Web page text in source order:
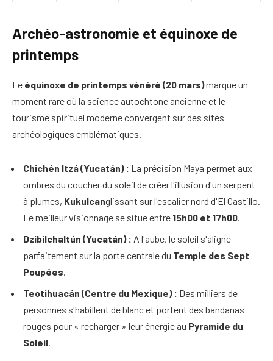
Archéo-astronomie et équinoxe de
printemps
Le équinoxe de printemps vénéré (20 mars)marque un
moment rare où la science autochtone ancienne et le
tourisme spirituel moderne convergent sur des sites
archéologiques emblématiques.
Chichén Itzá (Yucatán) : La précision Maya permet aux
ombres du coucher du soleil de créer l'illusion d'un serpent
à plumes, Kukulcanglissant sur l'escalier nord d'El Castillo.
Le meilleur visionnage se situe entre 15h00 et 17h00.
Dzibilchaltún (Yucatán) : A l'aube, le soleil s'aligne
parfaitement sur la porte centrale du Temple des Sept
Poupées.
Teotihuacán (Centre du Mexique) : Des milliers de
personnes s'habillent de blanc et portent des bandanas
rouges pour « recharger » leur énergie au Pyramide du
Soleil.